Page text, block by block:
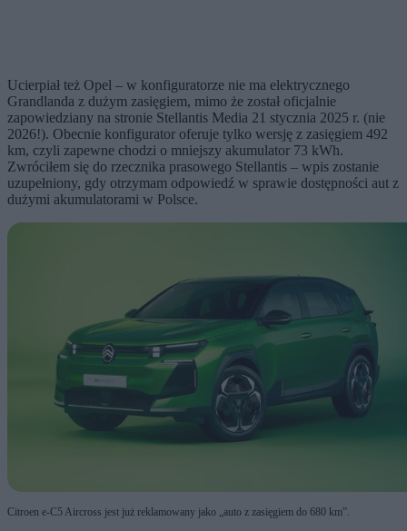
Ucierpiał też Opel – w konfiguratorze nie ma elektrycznego
Grandlanda z dużym zasięgiem, mimo że został oficjalnie
zapowiedziany na stronie Stellantis Media 21 stycznia 2025 r. (nie
2026!). Obecnie konfigurator oferuje tylko wersję z zasięgiem 492
km, czyli zapewne chodzi o mniejszy akumulator 73 kWh.
Zwróciłem się do rzecznika prasowego Stellantis – wpis zostanie
uzupełniony, gdy otrzymam odpowiedź w sprawie dostępności aut z
dużymi akumulatorami w Polsce.
Citroen e-C5 Aircross jest już reklamowany jako „auto z zasięgiem do 680 km”.